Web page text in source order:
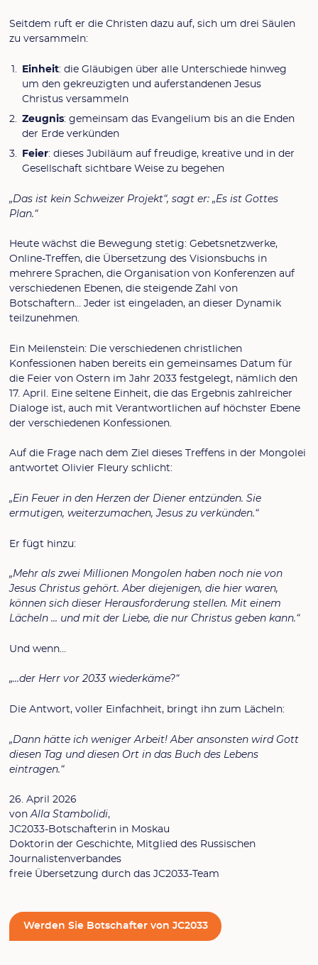
Seitdem ruft er die Christen dazu auf, sich um drei Säulen
zu versammeln:
Einheit: die Gläubigen über alle Unterschiede hinweg
um den gekreuzigten und auferstandenen Jesus
Christus versammeln
Zeugnis: gemeinsam das Evangelium bis an die Enden
der Erde verkünden
Feier: dieses Jubiläum auf freudige, kreative und in der
Gesellschaft sichtbare Weise zu begehen
„Das ist kein Schweizer Projekt“, sagt er: „Es ist Gottes
Plan.“
Heute wächst die Bewegung stetig: Gebetsnetzwerke,
Online-Treffen, die Übersetzung des Visionsbuchs in
mehrere Sprachen, die Organisation von Konferenzen auf
verschiedenen Ebenen, die steigende Zahl von
Botschaftern… Jeder ist eingeladen, an dieser Dynamik
teilzunehmen.
Ein Meilenstein: Die verschiedenen christlichen
Konfessionen haben bereits ein gemeinsames Datum für
die Feier von Ostern im Jahr 2033 festgelegt, nämlich den
17. April. Eine seltene Einheit, die das Ergebnis zahlreicher
Dialoge ist, auch mit Verantwortlichen auf höchster Ebene
der verschiedenen Konfessionen.
Auf die Frage nach dem Ziel dieses Treffens in der Mongolei
antwortet Olivier Fleury schlicht:
„Ein Feuer in den Herzen der Diener entzünden. Sie
ermutigen, weiterzumachen, Jesus zu verkünden.“
Er fügt hinzu:
„Mehr als zwei Millionen Mongolen haben noch nie von
Jesus Christus gehört. Aber diejenigen, die hier waren,
können sich dieser Herausforderung stellen. Mit einem
Lächeln … und mit der Liebe, die nur Christus geben kann.“
Und wenn…
„…der Herr vor 2033 wiederkäme?“
Die Antwort, voller Einfachheit, bringt ihn zum Lächeln:
„Dann hätte ich weniger Arbeit! Aber ansonsten wird Gott
diesen Tag und diesen Ort in das Buch des Lebens
eintragen.“
26. April 2026
vonAlla Stambolidi,
JC2033-Botschafterin in Moskau
Doktorin der Geschichte, Mitglied des Russischen
Journalistenverbandes
freie Übersetzung durch das JC2033-Team
Werden Sie Botschafter von JC2033